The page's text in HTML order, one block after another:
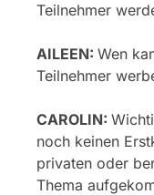
Teilnehmer
AILEEN: Wen
Teilnehmer
CAROLIN:
noch keinen
privaten oder
Thema